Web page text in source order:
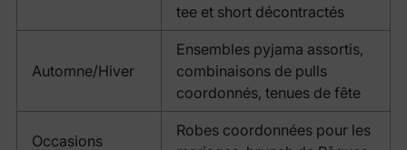
tee et short décontractés
Automne/Hiver
Ensembles pyjama assortis,
combinaisons de pulls
coordonnés, tenues de fête
Occasions
Robes coordonnées pour les